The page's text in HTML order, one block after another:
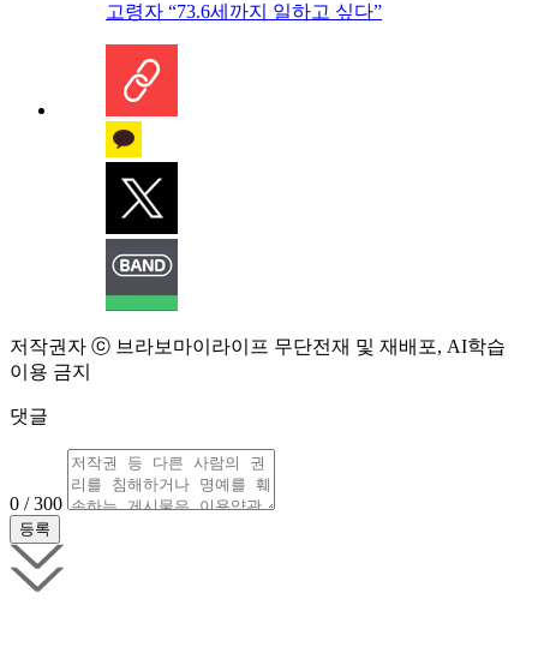
고령자 “73.6세까지 일하고 싶다”
저작권자 ⓒ 브라보마이라이프 무단전재 및 재배포, AI학습
이용 금지
댓글
0 / 300